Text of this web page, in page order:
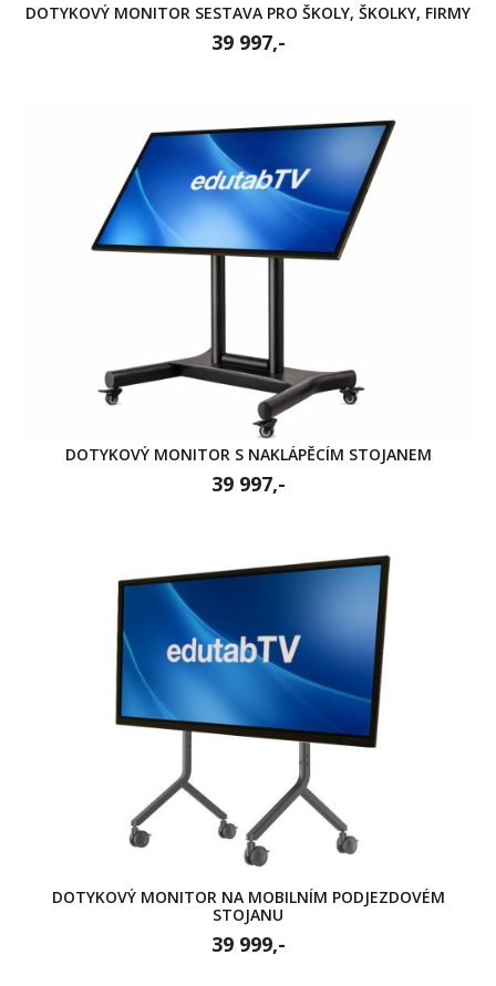
DOTYKOVÝ MONITOR SESTAVA PRO ŠKOLY, ŠKOLKY, FIRMY
39 997,-
DOTYKOVÝ MONITOR S NAKLÁPĚCÍM STOJANEM
39 997,-
DOTYKOVÝ MONITOR NA MOBILNÍM PODJEZDOVÉM
STOJANU
39 999,-